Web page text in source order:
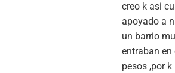
creo k asi
apoyado a
un barrio
entraban
pesos ,por